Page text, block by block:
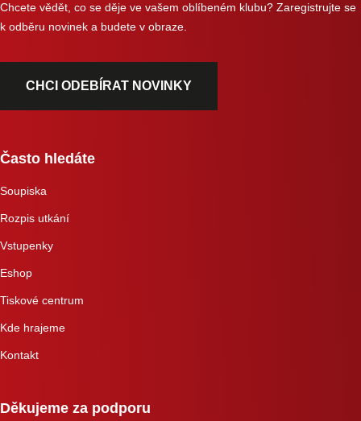
Chcete vědět, co se děje ve vašem oblíbeném klubu? Zaregistrujte se
k odběru novinek a budete v obraze.
CHCI ODEBÍRAT NOVINKY
Často hledáte
Soupiska
Rozpis utkání
Vstupenky
Eshop
Tiskové centrum
Kde hrajeme
Kontakt
Děkujeme za podporu